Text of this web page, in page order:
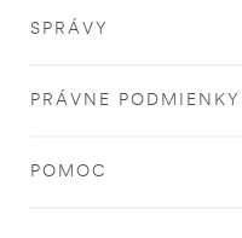
SPRÁVY
PRÁVNE PODMIENKY
POMOC